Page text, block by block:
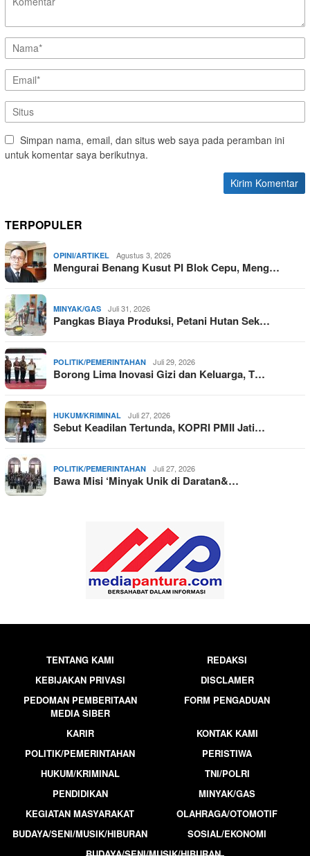
Simpan nama, email, dan situs web saya pada peramban ini
untuk komentar saya berikutnya.
TERPOPULER
OPINI/ARTIKEL Agustus 3, 2026
Mengurai Benang Kusut PI Blok Cepu, Meng…
MINYAK/GAS Juli 31, 2026
Pangkas Biaya Produksi, Petani Hutan Sek…
POLITIK/PEMERINTAHAN Juli 29, 2026
Borong Lima Inovasi Gizi dan Keluarga, T…
HUKUM/KRIMINAL Juli 27, 2026
Sebut Keadilan Tertunda, KOPRI PMII Jati…
POLITIK/PEMERINTAHAN Juli 27, 2026
Bawa Misi ‘Minyak Unik di Daratan&…
TENTANG KAMI
REDAKSI
KEBIJAKAN PRIVASI
DISCLAMER
PEDOMAN PEMBERITAAN
MEDIA SIBER
FORM PENGADUAN
KARIR
KONTAK KAMI
POLITIK/PEMERINTAHAN
PERISTIWA
HUKUM/KRIMINAL
TNI/POLRI
PENDIDIKAN
MINYAK/GAS
KEGIATAN MASYARAKAT
OLAHRAGA/OTOMOTIF
BUDAYA/SENI/MUSIK/HIBURAN
SOSIAL/EKONOMI